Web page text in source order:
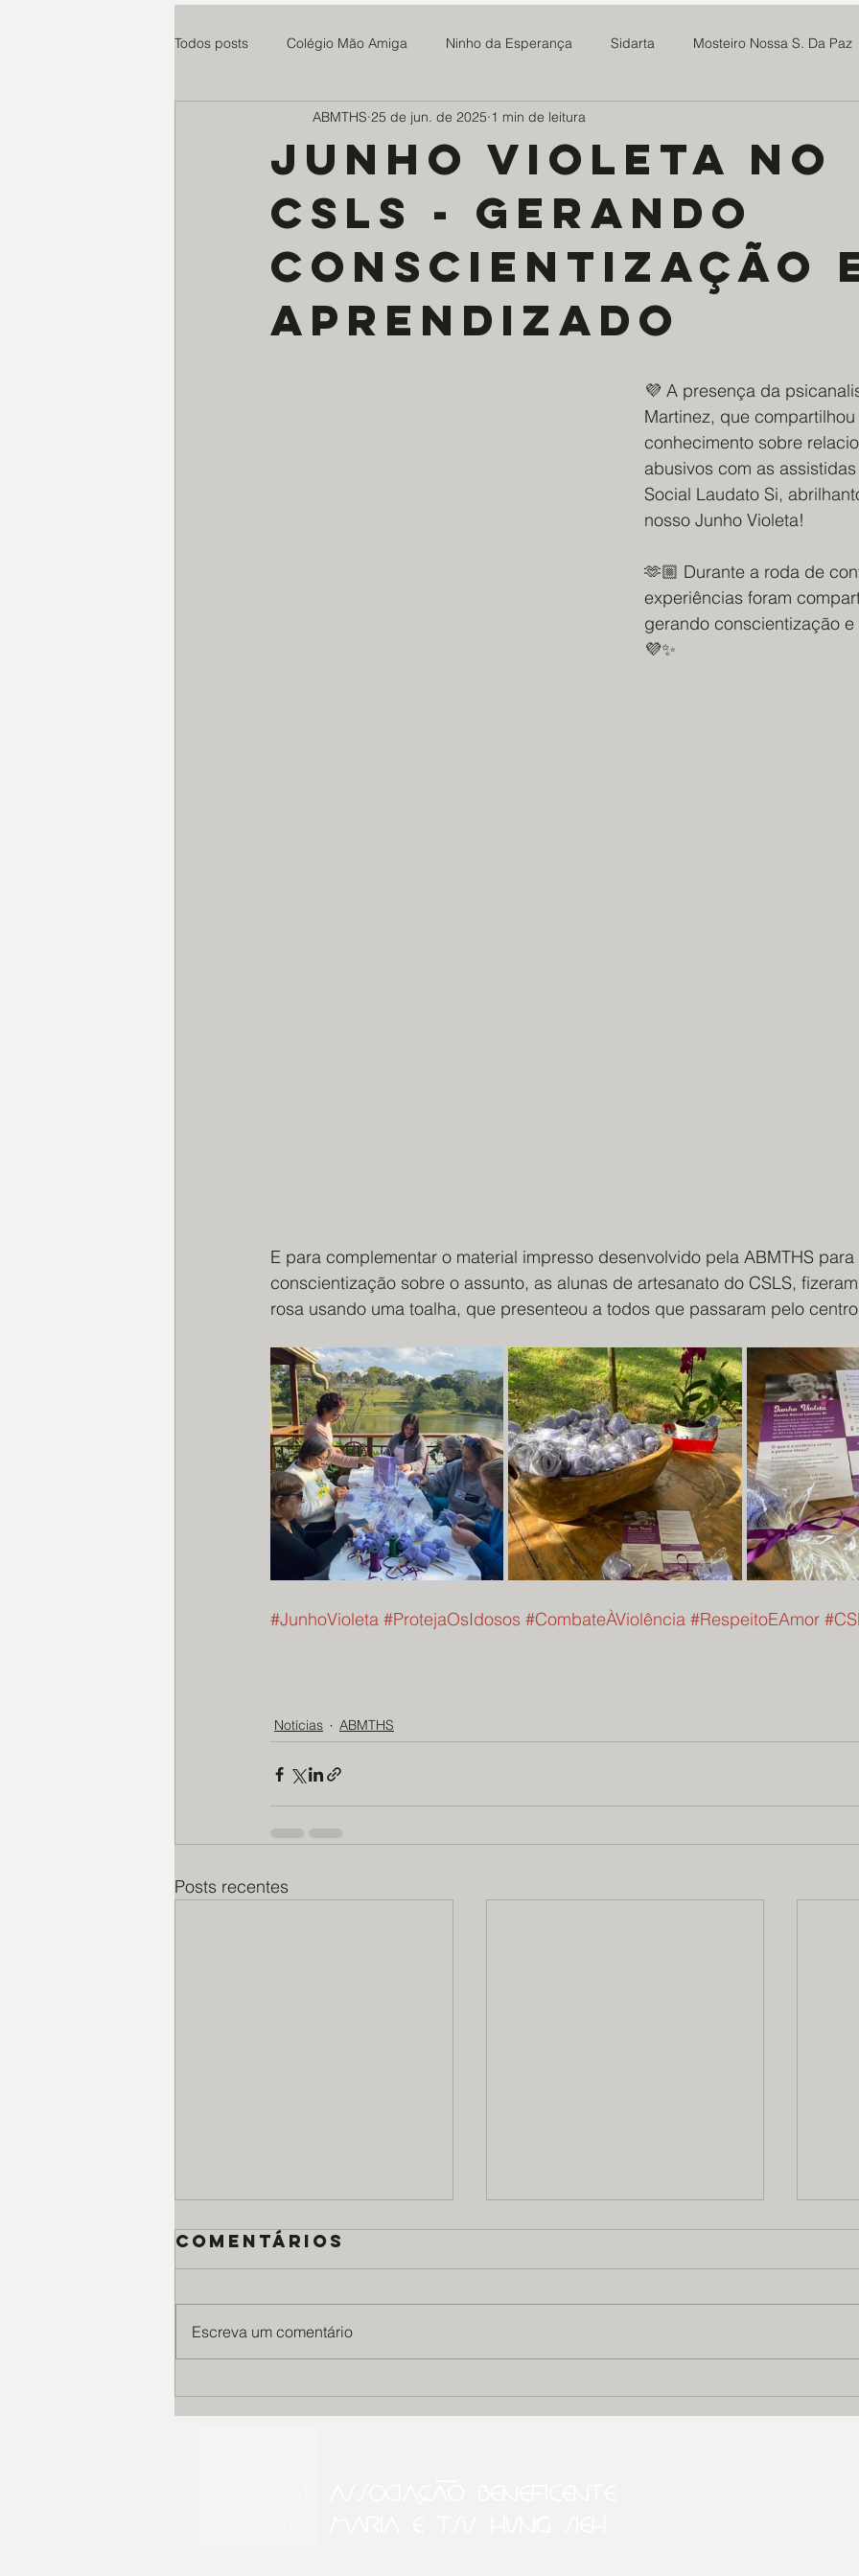
Todos posts Colégio Mão Amiga Ninho da Esperança Sidarta Mosteiro Nossa S. Da Paz
Parsifal Centro Madre Maria Rosa SOMAR
Esperança e Vida teste Projeto Tive Fome Assoc Benef Educ Brasil China
Paroquia Santo Agostinho Romilia Maria Projeto Doce Lar Ponte Preta S21 Centro
Junho Violeta no
CSLS - gerando
Conscientização
aprendizado
ABMTHS 25 de jun. de 2025 1 min de leitura
💜 A presença da
Martinez, que compartilhou
conhecimento sobre
abusivos com as
Social Laudato Si,
nosso Junho Violeta!
🫶🏼 Durante a roda de
experiências foram
gerando conscientização
💜✨
E para complementar o material impresso desenvolvido pela ABMTHS para
conscientização sobre o assunto, as alunas de artesanato do CSLS,
rosa usando uma toalha, que presenteou a todos que passaram pelo
#JunhoVioleta #ProtejaOsIdosos #CombateÀViolência #RespeitoEAmor
Notícias ABMTHS
Posts recentes
Atenção!
Imagens fortes
Comentários
Escreva um comentário